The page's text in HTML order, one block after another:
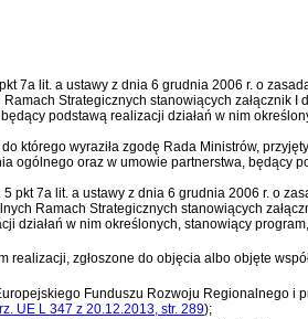
7a lit. a ustawy z dnia 6 grudnia 2006 r. o
Strategicznych stanowiących załącznik I
podstawą realizacji działań w nim
którego wyraziła zgodę Rada Ministrów,
ogólnego oraz w umowie partnerstwa, będący
5 pkt 7a lit. a ustawy z dnia 6 grudnia 2006 r. o
Ramach Strategicznych stanowiących
działań w nim określonych, stanowiący
zgłoszone do objęcia albo objęte
Funduszu Rozwoju Regionalnego i
UE L 347 z 20.12.2013, str. 289);